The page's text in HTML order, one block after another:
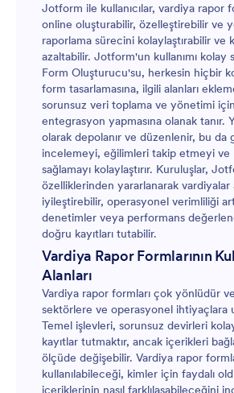
Jotform ile kullanıcılar, vardiya rapor
online oluşturabilir, özelleştirebilir ve
raporlama sürecini kolaylaştırabilir ve
azaltabilir. Jotform'un kullanımı kolay
Form Oluşturucu'su, herkesin hiçbir
form tasarlamasına, ilgili alanları
sorunsuz veri toplama ve yönetimi
entegrasyon yapmasına olanak tanır.
olarak depolanır ve düzenlenir, bu da
incelemeyi, eğilimleri takip etmeyi ve
sağlamayı kolaylaştırır. Kuruluşlar,
özelliklerinden yararlanarak vardiyalar
iyileştirebilir, operasyonel verimliliği
denetimler veya performans
doğru kayıtları tutabilir.
Vardiya Rapor Formlarının
Alanları
Vardiya rapor formları çok yönlüdür
sektörlere ve operasyonel ihtiyaçlara
Temel işlevleri, sorunsuz devirleri
kayıtlar tutmaktır, ancak içerikleri
ölçüde değişebilir. Vardiya rapor
kullanılabileceği, kimler için faydalı
içeriklerinin nasıl farklılaşabileceğini